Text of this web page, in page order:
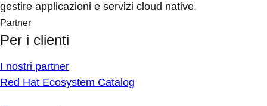
gestire applicazioni e servizi cloud native.
Partner
Per i clienti
I nostri partner
Red Hat Ecosystem Catalog